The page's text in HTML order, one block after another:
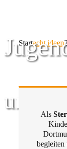
und
Startacht ideen
Als
begleiten